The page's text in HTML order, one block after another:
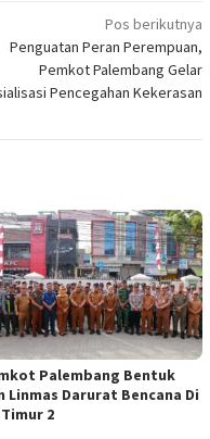
Pos berikutnya
Penguatan Peran Perempuan,
Pemkot Palembang Gelar
Pencegahan Kekerasan
Palembang Bentuk
Linmas Darurat Bencana Di
2